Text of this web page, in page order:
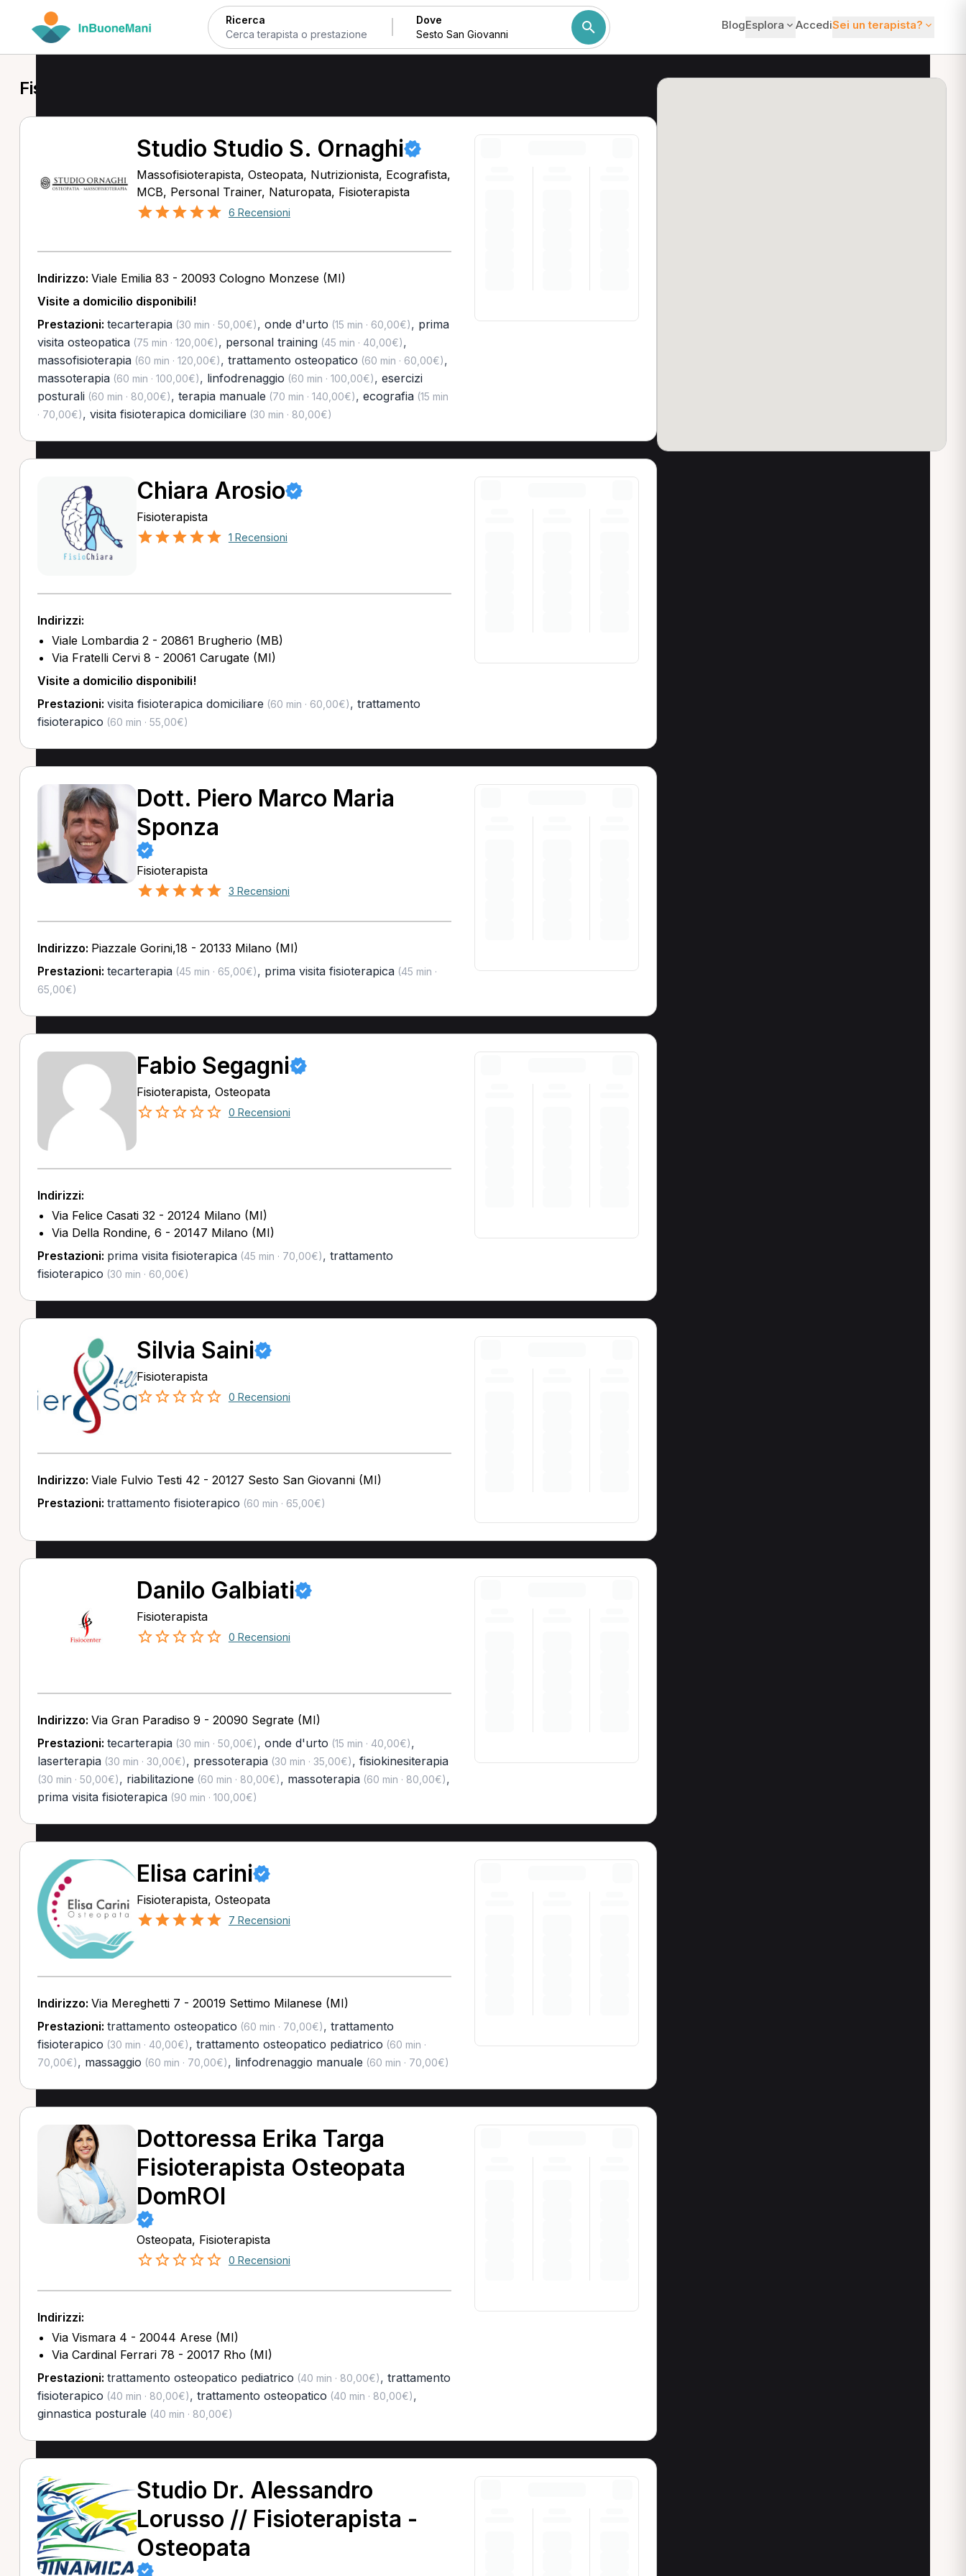
Ricerca Dove BlogEsplora AccediSei un terapista?
Fisioterapista a Sesto San Giovanni
Studio Studio S. Ornaghi
Massofisioterapista, Osteopata, Nutrizionista, Ecografista,
MCB, Personal Trainer, Naturopata, Fisioterapista
6 Recensioni
Indirizzo: Viale Emilia 83 - 20093 Cologno Monzese (MI)
Visite a domicilio disponibili!
Prestazioni: tecarterapia(30 min · 50,00€), onde d'urto (15 min · 60,00€), prima
visita osteopatica(75 min · 120,00€), personal training(45 min · 40,00€),
massofisioterapia(60 min · 120,00€), trattamento osteopatico (60 min · 60,00€),
massoterapia(60 min · 100,00€), linfodrenaggio (60 min · 100,00€), esercizi
posturali(60 min · 80,00€), terapia manuale (70 min · 140,00€), ecografia(15 min
· 70,00€), visita fisioterapica domiciliare (30 min · 80,00€)
Chiara Arosio
Fisioterapista
1 Recensioni
Indirizzi:
Viale Lombardia 2 - 20861 Brugherio (MB)
Via Fratelli Cervi 8 - 20061 Carugate (MI)
Visite a domicilio disponibili!
Prestazioni: visita fisioterapica domiciliare (60 min · 60,00€), trattamento
fisioterapico (60 min · 55,00€)
Dott. Piero Marco Maria
Sponza
Fisioterapista
3 Recensioni
Indirizzo: Piazzale Gorini,18 - 20133 Milano (MI)
Prestazioni: tecarterapia(45 min · 65,00€), prima visita fisioterapica(45 min ·
65,00€)
Fabio Segagni
Fisioterapista, Osteopata
0 Recensioni
Indirizzi:
Via Felice Casati 32 - 20124 Milano (MI)
Via Della Rondine, 6 - 20147 Milano (MI)
Prestazioni: prima visita fisioterapica(45 min · 70,00€), trattamento
fisioterapico (30 min · 60,00€)
Silvia Saini
Fisioterapista
0 Recensioni
Indirizzo: Viale Fulvio Testi 42 - 20127 Sesto San Giovanni (MI)
Prestazioni: trattamento fisioterapico (60 min · 65,00€)
Danilo Galbiati
Fisioterapista
0 Recensioni
Indirizzo: Via Gran Paradiso 9 - 20090 Segrate (MI)
Prestazioni: tecarterapia(30 min · 50,00€), onde d'urto (15 min · 40,00€),
laserterapia(30 min · 30,00€), pressoterapia(30 min · 35,00€), fisiokinesiterapia
(30 min · 50,00€), riabilitazione (60 min · 80,00€), massoterapia(60 min · 80,00€),
prima visita fisioterapica(90 min · 100,00€)
Elisa carini
Fisioterapista, Osteopata
7 Recensioni
Indirizzo: Via Mereghetti 7 - 20019 Settimo Milanese (MI)
Prestazioni: trattamento osteopatico (60 min · 70,00€), trattamento
fisioterapico (30 min · 40,00€), trattamento osteopatico pediatrico (60 min ·
70,00€), massaggio (60 min · 70,00€), linfodrenaggio manuale (60 min · 70,00€)
Dottoressa Erika Targa
Fisioterapista Osteopata
DomROI
Osteopata, Fisioterapista
0 Recensioni
Indirizzi:
Via Vismara 4 - 20044 Arese (MI)
Via Cardinal Ferrari 78 - 20017 Rho (MI)
Prestazioni: trattamento osteopatico pediatrico (40 min · 80,00€), trattamento
fisioterapico (40 min · 80,00€), trattamento osteopatico (40 min · 80,00€),
ginnastica posturale (40 min · 80,00€)
Studio Dr. Alessandro
Lorusso // Fisioterapista -
Osteopata